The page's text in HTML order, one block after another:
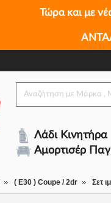
Τώρα και με
Λάδι Κινητήρα
Αμορτισέρ
( E30 ) Coupe / 2dr Σετ